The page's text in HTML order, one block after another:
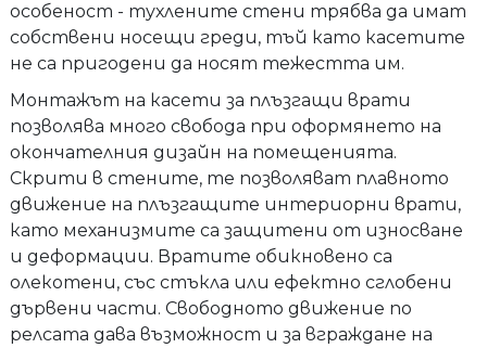
особеност - тухлените стени трябва да имат
собствени носещи греди, тъй като касетите
не са пригодени да носят тежестта им.
Монтажът на касети за плъзгащи врати
позволява много свобода при оформянето на
окончателния дизайн на помещенията.
Скрити в стените, те позволяват плавното
движение на плъзгащите интериорни врати,
като механизмите са защитени от износване
и деформации. Вратите обикновено са
олекотени, със стъкла или ефектно сглобени
дървени части. Свободното движение по
релсата дава възможност и за вграждане на